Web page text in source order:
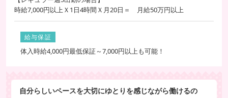
時給7,000円以上Ｘ1日4時間Ｘ月20日＝ 月給50万円以上
給与保証
体入時給4,000円最低保証～7,000円以上も可能！
自分らしいペースを大切にゆとりを感じながら働けるの